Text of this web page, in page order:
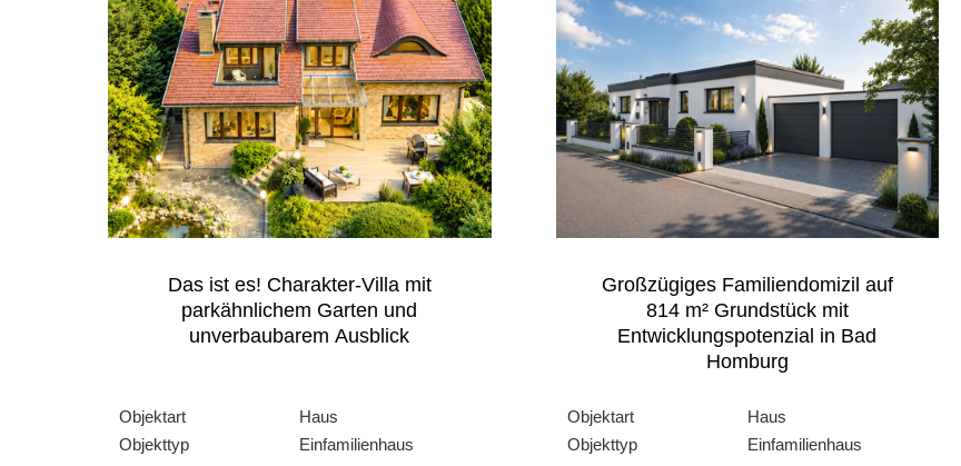
Das ist es! Charakter-Villa mit
parkähnlichem Garten und
unverbaubarem Ausblick
Objektart
Haus
Objekttyp
Einfamilienhaus
Großzügiges Familiendomizil auf
814 m² Grundstück mit
Entwicklungspotenzial in Bad
Homburg
Objektart
Haus
Objekttyp
Einfamilienhaus